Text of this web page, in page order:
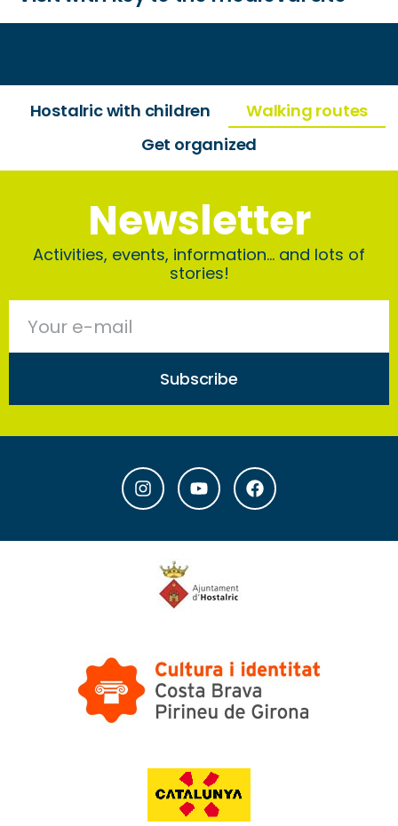
Hostalric with children
Walking routes
Get organized
Newsletter
Activities, events, information… and lots of
stories!
Subscribe